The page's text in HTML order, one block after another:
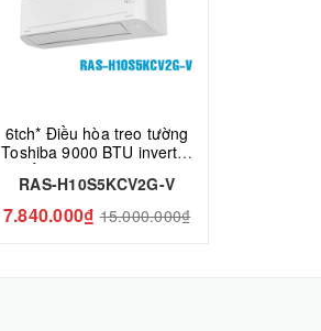
6tch* Điều hòa treo tường
Toshiba 9000 BTU inverter
1 chiều RAS-H10S5KCV2G-
V
RAS-H10S5KCV2G-V
7.840.000₫ 15.000.000₫